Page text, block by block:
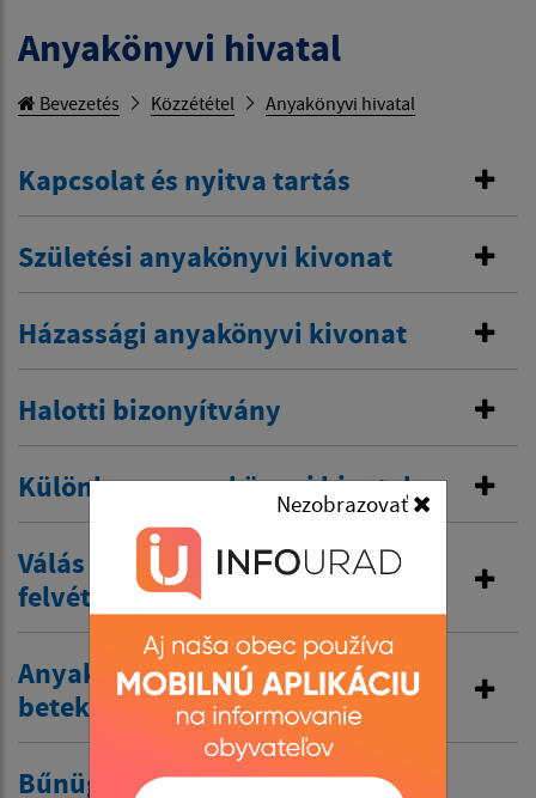
Nezobrazovať
Anyakönyvi hivatal
Bevezetés Közzététel Anyakönyvi hivatal
Kapcsolat és nyitva tartás
Születési anyakönyvi kivonat
Házassági anyakönyvi kivonat
Halotti bizonyítvány
Különleges anyakönyvi hivatal
Válás és korábbi vezetéknév
felvétele
Anyakönyvi kivonatok kiadása és
betekintés a nyilvántartásba
Bűnügyi nyilvántartásból való